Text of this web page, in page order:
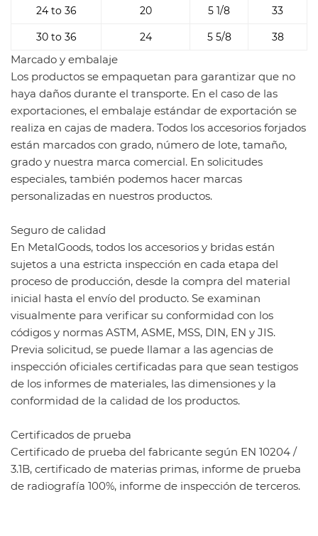
24 to 36
20 5 1/8
33
30 to 36
24 5 5/8 38
Marcado y embalaje
Los productos se empaquetan para garantizar que no
haya daños durante el transporte. En el caso de las
exportaciones, el embalaje estándar de exportación se
realiza en cajas de madera. Todos los accesorios forjados
están marcados con grado, número de lote, tamaño,
grado y nuestra marca comercial. En solicitudes
especiales, también podemos hacer marcas
personalizadas en nuestros productos.
Seguro de calidad
En MetalGoods, todos los accesorios y bridas están
sujetos a una estricta inspección en cada etapa del
proceso de producción, desde la compra del material
inicial hasta el envío del producto. Se examinan
visualmente para verificar su conformidad con los
códigos y normas ASTM, ASME, MSS, DIN, EN y JIS.
Previa solicitud, se puede llamar a las agencias de
inspección oficiales certificadas para que sean testigos
de los informes de materiales, las dimensiones y la
conformidad de la calidad de los productos.
Certificados de prueba
Certificado de prueba del fabricante según EN 10204 /
3.1B, certificado de materias primas, informe de prueba
de radiografía 100%, informe de inspección de terceros.